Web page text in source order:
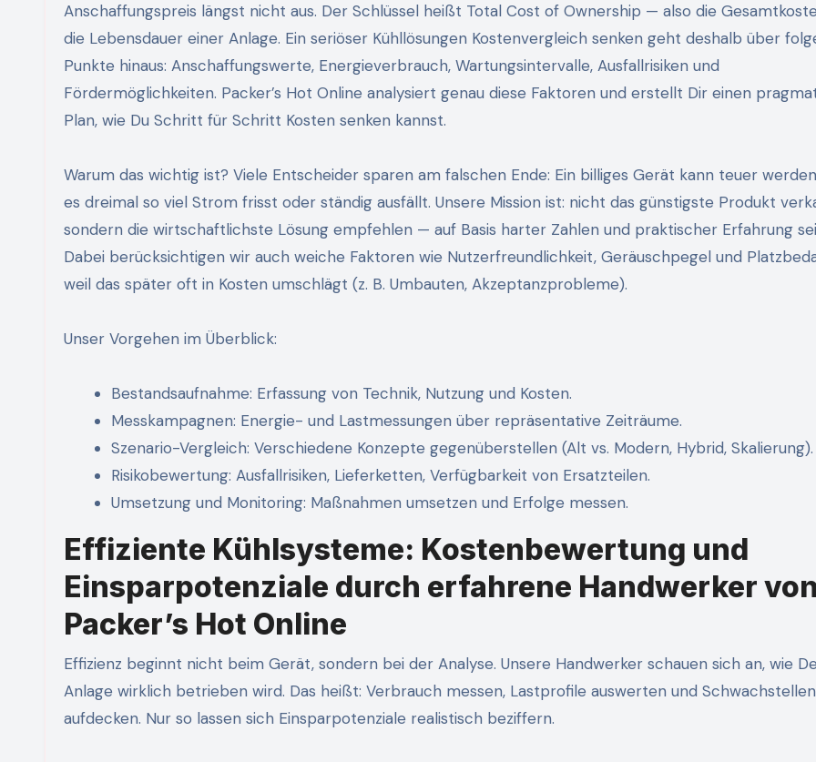
Anschaffungspreis längst nicht aus. Der Schlüssel heißt Total Cost of Ownership — also die
die Lebensdauer einer Anlage. Ein seriöser Kühllösungen Kostenvergleich senken geht deshalb über
Punkte hinaus: Anschaffungswerte, Energieverbrauch, Wartungsintervalle, Ausfallrisiken und
Fördermöglichkeiten. Packer’s Hot Online analysiert genau diese Faktoren und erstellt Dir einen
Plan, wie Du Schritt für Schritt Kosten senken kannst.
Warum das wichtig ist? Viele Entscheider sparen am falschen Ende: Ein billiges Gerät kann teuer
es dreimal so viel Strom frisst oder ständig ausfällt. Unsere Mission ist: nicht das günstigste Produkt
sondern die wirtschaftlichste Lösung empfehlen — auf Basis harter Zahlen und praktischer Erfahrung
Dabei berücksichtigen wir auch weiche Faktoren wie Nutzerfreundlichkeit, Geräuschpegel und
weil das später oft in Kosten umschlägt (z. B. Umbauten, Akzeptanzprobleme).
Unser Vorgehen im Überblick:
Bestandsaufnahme: Erfassung von Technik, Nutzung und Kosten.
Messkampagnen: Energie- und Lastmessungen über repräsentative Zeiträume.
Szenario-Vergleich: Verschiedene Konzepte gegenüberstellen (Alt vs. Modern, Hybrid, Skalierung).
Risikobewertung: Ausfallrisiken, Lieferketten, Verfügbarkeit von Ersatzteilen.
Umsetzung und Monitoring: Maßnahmen umsetzen und Erfolge messen.
Effiziente Kühlsysteme: Kostenbewertung und
Einsparpotenziale durch erfahrene Handwerker von
Packer’s Hot Online
Effizienz beginnt nicht beim Gerät, sondern bei der Analyse. Unsere Handwerker schauen sich an, wie
Anlage wirklich betrieben wird. Das heißt: Verbrauch messen, Lastprofile auswerten und Schwachstellen
aufdecken. Nur so lassen sich Einsparpotenziale realistisch beziffern.